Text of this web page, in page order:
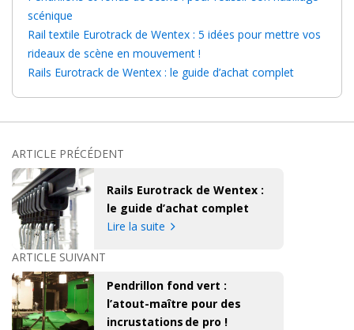
scénique
Rail textile Eurotrack de Wentex : 5 idées pour mettre vos
rideaux de scène en mouvement !
Rails Eurotrack de Wentex : le guide d’achat complet
ARTICLE PRÉCÉDENT
Rails Eurotrack de Wentex :
le guide d’achat complet
Lire la suite
ARTICLE SUIVANT
Pendrillon fond vert :
l’atout-maître pour des
incrustations de pro !